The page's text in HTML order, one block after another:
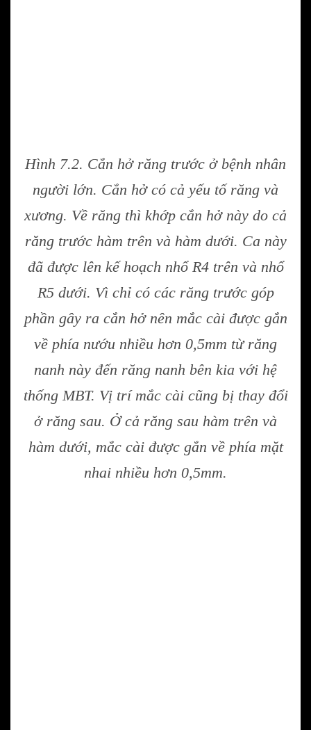
Hình 7.2. Cắn hở răng trước ở bệnh nhân
người lớn. Cắn hở có cả yếu tố răng và
xương. Về răng thì khớp cắn hở này do cả
răng trước hàm trên và hàm dưới. Ca này
đã được lên kế hoạch nhổ R4 trên và nhổ
R5 dưới. Vì chỉ có các răng trước góp
phần gây ra cắn hở nên mắc cài được gắn
về phía nướu nhiều hơn 0,5mm từ răng
nanh này đến răng nanh bên kia với hệ
thống MBT. Vị trí mắc cài cũng bị thay đổi
ở răng sau. Ở cả răng sau hàm trên và
hàm dưới, mắc cài được gắn về phía mặt
nhai nhiều hơn 0,5mm.